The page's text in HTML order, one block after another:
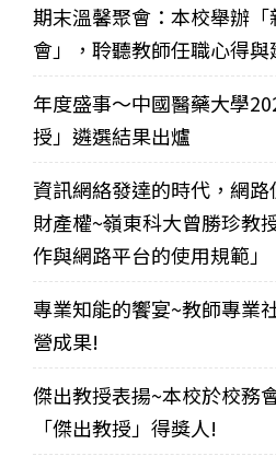
期末溫馨聚會：本校舉辦
會」，聆聽教師任職心得與
年度盛事～中國醫藥大學
授」遴選結果出爐
資訊網絡發達的時代，網
財產權~嶺東科大曾勝珍教
作與網路平台的使用規範」
專業知能的饗宴~教師專業
營成果!
傑出教授表揚~本校於校務
「傑出教授」得獎人!